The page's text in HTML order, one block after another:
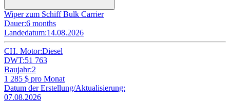
Wiper zum Schiff Bulk Carrier
Dauer:6 months
Landedatum:14.08.2026
CH. Motor:Diesel
DWT:51 763
Baujahr:2
1 285 $ pro Monat
Datum der Erstellung/Aktualisierung:
07.08.2026